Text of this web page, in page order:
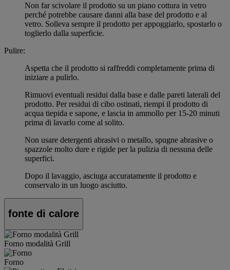
Non far scivolare il prodotto su un piano cottura in vetro
perché potrebbe causare danni alla base del prodotto e al
vetro. Solleva sempre il prodotto per appoggiarlo, spostarlo o
toglierlo dalla superficie.
Pulire:
Aspetta che il prodotto si raffreddi completamente prima di
iniziare a pulirlo.
Rimuovi eventuali residui dalla base e dalle pareti laterali del
prodotto. Per residui di cibo ostinati, riempi il prodotto di
acqua tiepida e sapone, e lascia in ammollo per 15-20 minuti
prima di lavarlo come al solito.
Non usare detergenti abrasivi o metallo, spugne abrasive o
spazzole molto dure e rigide per la pulizia di nessuna delle
superfici.
Dopo il lavaggio, asciuga accuratamente il prodotto e
conservalo in un luogo asciutto.
fonte di calore
Forno modalità Grill
Forno